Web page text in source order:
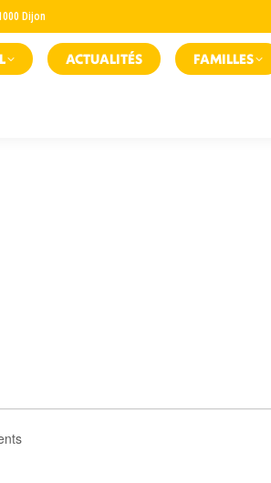
Dijon
ACTUALITÉS FAMILLES